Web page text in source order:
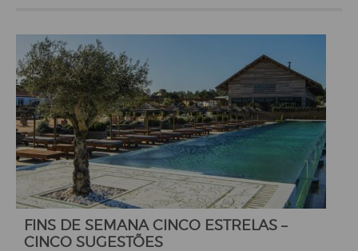
FINS DE SEMANA CINCO ESTRELAS –
CINCO SUGESTÕES